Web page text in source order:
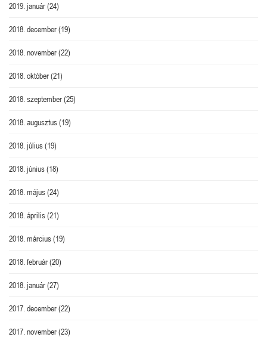
2019. január(24)
2018. december(19)
2018. november(22)
2018. október(21)
2018. szeptember(25)
2018. augusztus(19)
2018. július(19)
2018. június(18)
2018. május(24)
2018. április(21)
2018. március(19)
2018. február(20)
2018. január(27)
2017. december(22)
2017. november(23)